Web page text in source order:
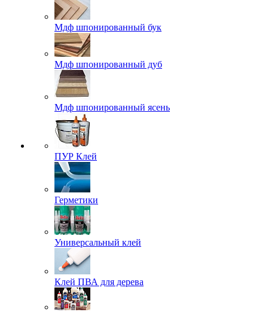
Мдф шпонированный бук
Мдф шпонированный дуб
Мдф шпонированный ясень
ПУР Клей
Герметики
Универсальный клей
Клей ПВА для дерева